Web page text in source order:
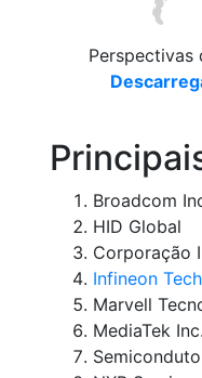
Perspectivas
Broadcom
HID Global
Corporação
Infineon
Marvell
MediaTek Inc.